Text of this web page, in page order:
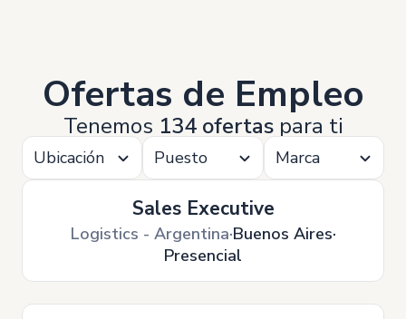
Ofertas de Empleo
Tenemos 134 ofertaspara ti
Ubicación Puesto Marca
Sales Executive
Logistics - Argentina Buenos Aires
Presencial